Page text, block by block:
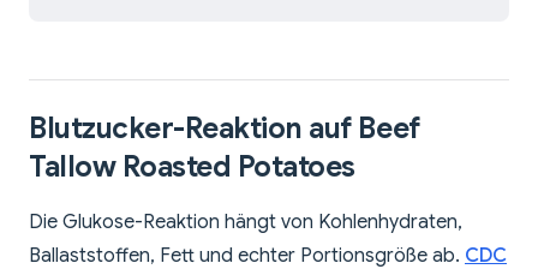
Blutzucker-Reaktion auf Beef
Tallow Roasted Potatoes
Die Glukose-Reaktion hängt von Kohlenhydraten,
Ballaststoffen, Fett und echter Portionsgröße ab. CDC